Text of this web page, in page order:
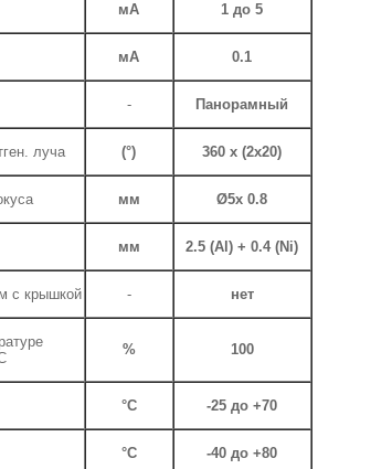
мА 1 до 5
мА 0.1
- Панорамный
луча (°) 360 x (2x20)
мм Ø5x 0.8
мм 2.5 (Al) + 0.4 (Ni)
с крышкой - нет
% 100
°С -25 до +70
°С -40 до +80